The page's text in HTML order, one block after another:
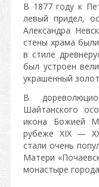
В 1877 году к
левый придел,
Александра
стены храма
в стиле
был устроен
украшенный
В
Шайтанского
икона Божией
рубеже XIX —
стали очень
Матери
монастыре